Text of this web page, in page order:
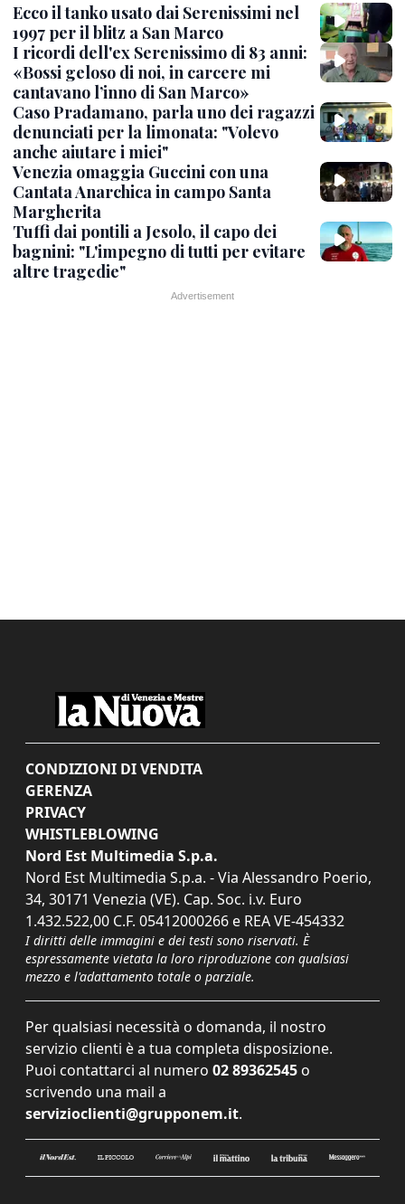
Ecco il tanko usato dai Serenissimi nel
1997 per il blitz a San Marco
I ricordi dell'ex Serenissimo di 83 anni:
«Bossi geloso di noi, in carcere mi
cantavano l’inno di San Marco»
Caso Pradamano, parla uno dei ragazzi
denunciati per la limonata: "Volevo
anche aiutare i miei"
Venezia omaggia Guccini con una
Cantata Anarchica in campo Santa
Margherita
Tuffi dai pontili a Jesolo, il capo dei
bagnini: "L'impegno di tutti per evitare
altre tragedie"
CONDIZIONI DI VENDITA
GERENZA
PRIVACY
WHISTLEBLOWING
Nord Est Multimedia S.p.a.
Nord Est Multimedia S.p.a. - Via Alessandro Poerio,
34, 30171 Venezia (VE). Cap. Soc. i.v. Euro
1.432.522,00 C.F. 05412000266 e REA VE-454332
I diritti delle immagini e dei testi sono riservati. È
espressamente vietata la loro riproduzione con qualsiasi
mezzo e l'adattamento totale o parziale.
Per qualsiasi necessità o domanda, il nostro
servizio clienti è a tua completa disposizione.
Puoi contattarci al numero 02 89362545 o
scrivendo una mail a
servizioclienti@grupponem.it.